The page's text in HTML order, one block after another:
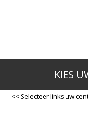
KIES
<< Selecteer links uw